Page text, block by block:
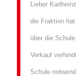
Lieber
die Fraktion
über die
Verkauf
Schule